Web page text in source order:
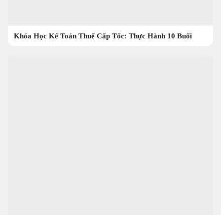
Khóa Học Kế Toán Thuế Cấp Tốc: Thực Hành 10 Buổi